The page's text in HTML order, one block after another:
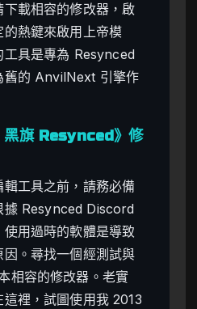
載相容的修改器，啟
熱鍵來啟用上帝模
工具是專為 Resynced
舊的 AnvilNext 引擎作
黑旗 Resynced》修
工具之前，請務必備
據 Resynced Discord
用過時的軟體是導致
。尋找一個經測試與
相容的修改器。老實
裡，試圖使用我 2013